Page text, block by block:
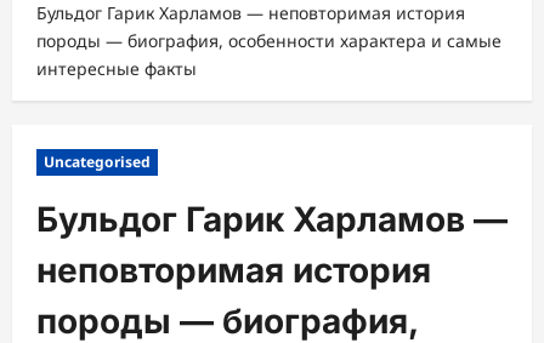
Бульдог Гарик Харламов — неповторимая история
породы — биография, особенности характера и самые
интересные факты
Uncategorised
Бульдог Гарик Харламов —
неповторимая история
породы — биография,